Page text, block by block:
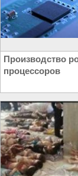
Производство
процессоров